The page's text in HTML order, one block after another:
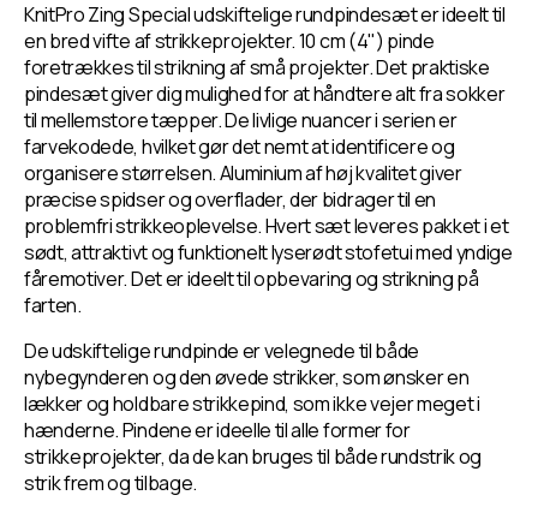
KnitPro Zing Special udskiftelige rundpindesæt er ideelt til
en bred vifte af strikkeprojekter. 10 cm (4") pinde
foretrækkes til strikning af små projekter. Det praktiske
pindesæt giver dig mulighed for at håndtere alt fra sokker
til mellemstore tæpper. De livlige nuancer i serien er
farvekodede, hvilket gør det nemt at identificere og
organisere størrelsen. Aluminium af høj kvalitet giver
præcise spidser og overflader, der bidrager til en
problemfri strikkeoplevelse. Hvert sæt leveres pakket i et
sødt, attraktivt og funktionelt lyserødt stofetui med yndige
fåremotiver. Det er ideelt til opbevaring og strikning på
farten.
De udskiftelige rundpinde er velegnede til både
nybegynderen og den øvede strikker, som ønsker en
lækker og holdbare strikkepind, som ikke vejer meget i
hænderne. Pindene er ideelle til alle former for
strikkeprojekter, da de kan bruges til både rundstrik og
strik frem og tilbage.